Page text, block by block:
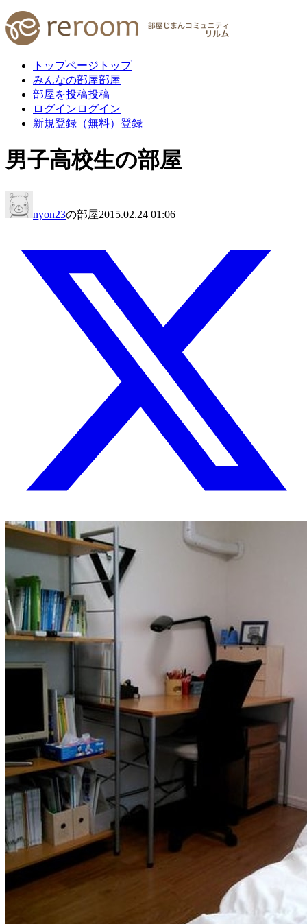
トップページ トップ
みんなの部屋部屋
部屋を投稿投稿
ログイン ログイン
新規登録（無料） 登録
男子高校生の部屋
nyon23の部屋2015.02.24 01:06